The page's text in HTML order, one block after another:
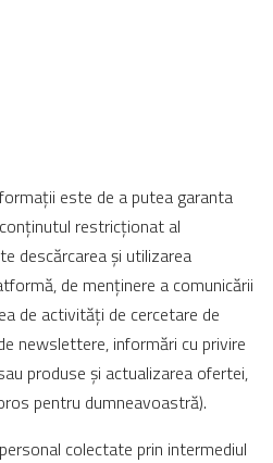
este de a putea garanta
restricționat al
descărcarea și utilizarea
de menținere a comunicării
de activități de cercetare de
newslettere, informări cu privire
produse și actualizarea ofertei,
pentru dumneavoastră).
colectate prin intermediul